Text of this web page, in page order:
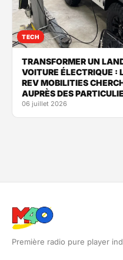
TECH
TRANSFORMER UN
VOITURE ÉLECTRIQUE :
REV MOBILITIES
AUPRÈS DES
06 juillet 2026
Première radio pure player